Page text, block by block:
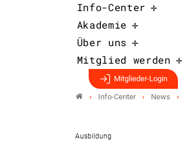
Info-Center
Akademie
Über uns
Mitglied werden
Mitglieder-Login
Info-Center News
Ausbildung